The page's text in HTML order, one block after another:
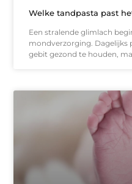
Welke tandpasta past
Een stralende glimlach
mondverzorging. Dagelijks
gebit gezond te houden,